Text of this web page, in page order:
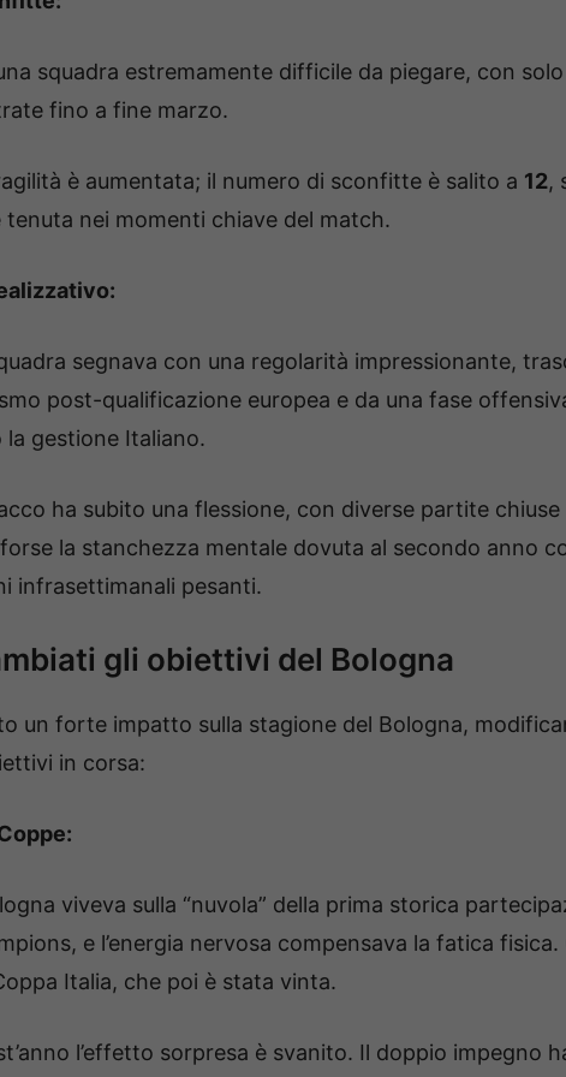
squadra estremamente difficile da piegare, con solo
fino a fine marzo.
è aumentata; il numero di sconfitte è salito a 12,
tenuta nei momenti chiave del match.
segnava con una regolarità impressionante,
post-qualificazione europea e da una fase
gestione Italiano.
ha subito una flessione, con diverse partite
la stanchezza mentale dovuta al secondo anno
infrasettimanali pesanti.
gli obiettivi del Bologna
un forte impatto sulla stagione del Bologna,
in corsa:
viveva sulla “nuvola” della prima storica
e l’energia nervosa compensava la fatica fisica.
Italia, che poi è stata vinta.
l’effetto sorpresa è svanito. Il doppio impegno